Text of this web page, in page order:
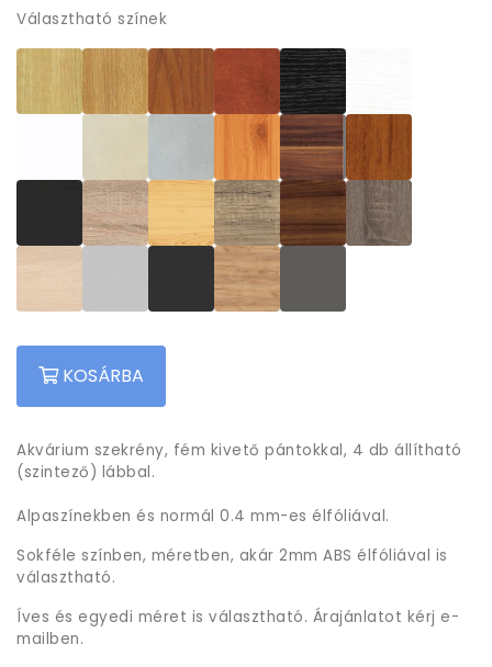
Választható színek
KOSÁRBA
Akvárium szekrény, fém kivető pántokkal, 4 db állítható
(szintező) lábbal.
Alpaszínekben és normál 0.4 mm-es élfóliával.
Sokféle színben, méretben, akár 2mm ABS élfóliával is
választható.
Íves és egyedi méret is választható. Árajánlatot kérj e-
mailben.